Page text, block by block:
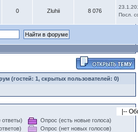
0 Zluhii 8 076
Посл.
(гостей: 1, скрытых пользователей: 0)
ответы)
Опрос (есть новые голоса)
Опрос (нет новых голосов)